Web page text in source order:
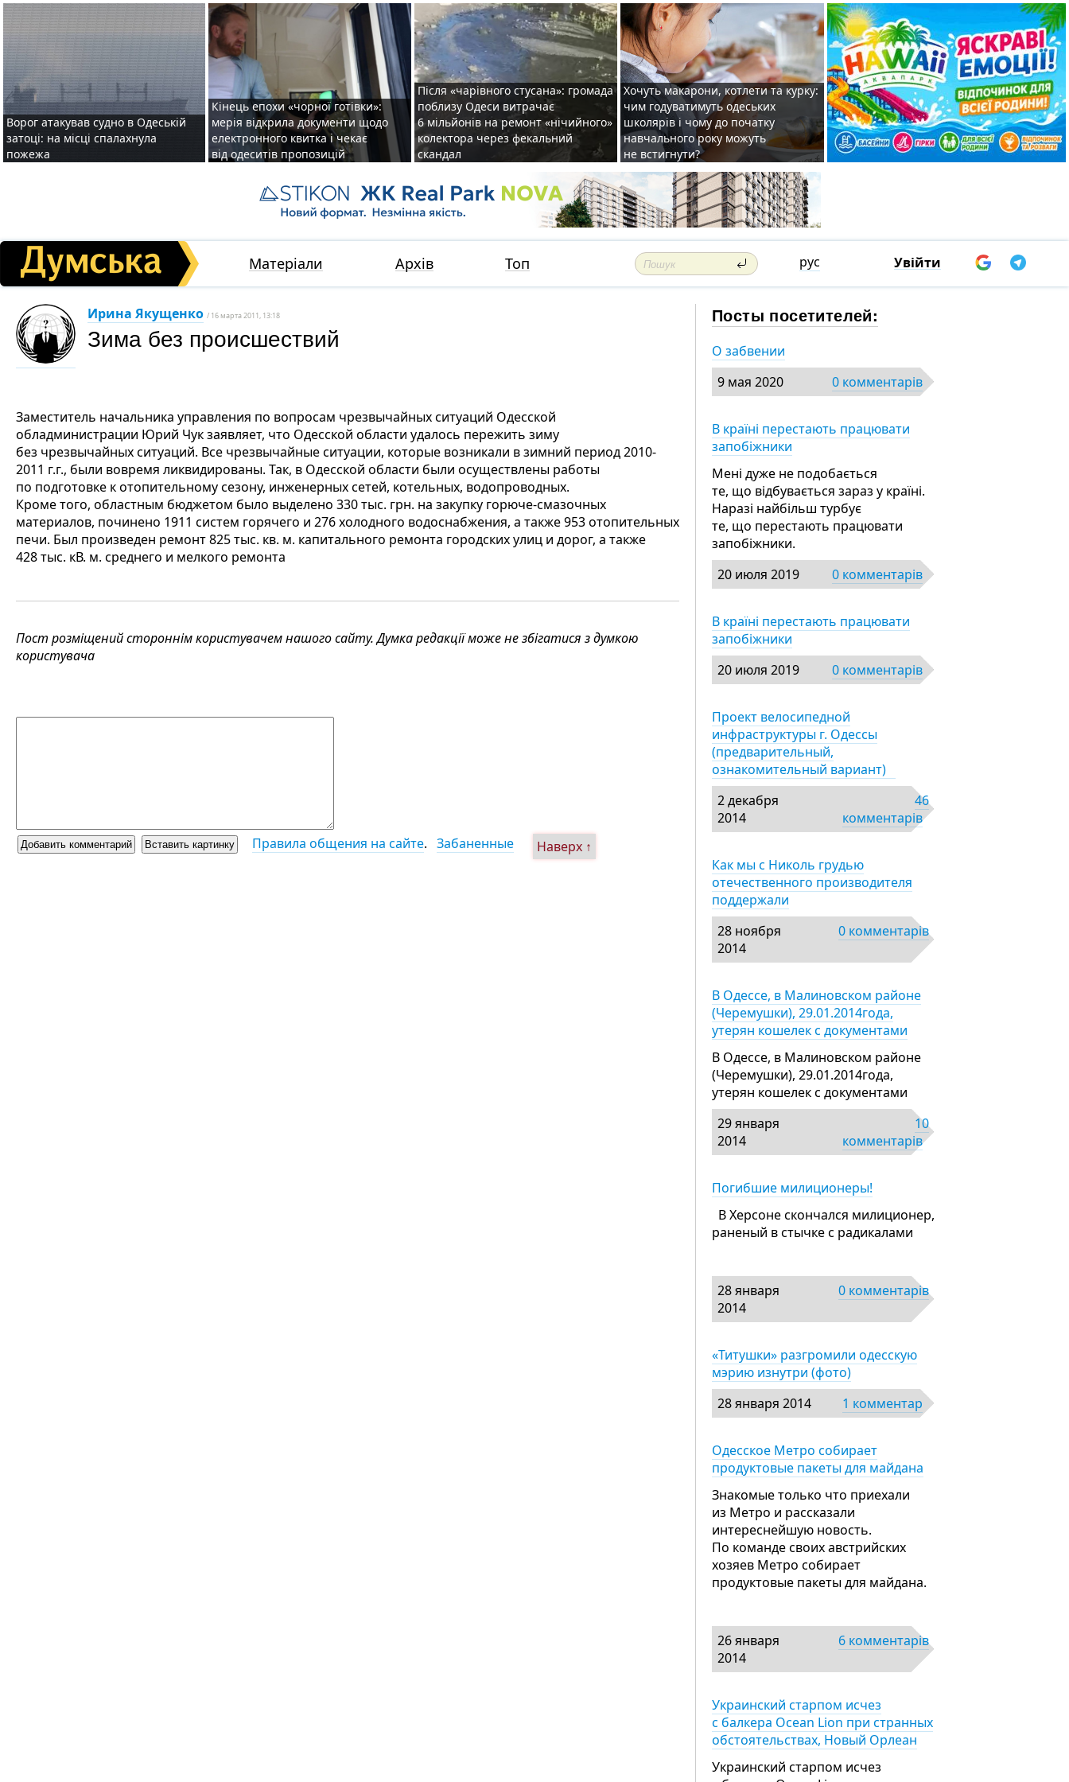
Ворог атакував судно в Одеській
затоці: на місці спалахнула
пожежа
Кінець епохи «чорної готівки»:
мерія відкрила документи щодо
електронного квитка і чекає
від одеситів пропозицій
Після «чарівного стусана»: громада
поблизу Одеси витрачає
6 мільйонів на ремонт «нічийного»
колектора через фекальний
скандал
Хочуть макарони, котлети та курку:
чим годуватимуть одеських
школярів і чому до початку
навчального року можуть
не встигнути?
Матеріали Архів Топ рус Увійти
Ирина Якущенко / 16 марта 2011, 13:18
Зима без происшествий
Заместитель начальника управления по вопросам чрезвычайных ситуаций Одесской
обладминистрации Юрий Чук заявляет, что Одесской области удалось пережить зиму
без чрезвычайных ситуаций. Все чрезвычайные ситуации, которые возникали в зимний период 2010-
2011 г.г., были вовремя ликвидированы. Так, в Одесской области были осуществлены работы
по подготовке к отопительному сезону, инженерных сетей, котельных, водопроводных.
Кроме того, областным бюджетом было выделено 330 тыс. грн. на закупку горюче-смазочных
материалов, починено 1911 систем горячего и 276 холодного водоснабжения, а также 953 отопительных
печи. Был произведен ремонт 825 тыс. кв. м. капитального ремонта городских улиц и дорог, а также
428 тыс. кВ. м. среднего и мелкого ремонта
Пост розміщений стороннім користувачем нашого сайту. Думка редакції може не збігатися з думкою
користувача
Правила общения на сайте. Забаненные Наверх ↑
Посты посетителей:
О забвении
9 мая 2020
0 комментарів
В країні перестають працювати
запобіжники
Мені дуже не подобається
те, що відбувається зараз у країні.
Наразі найбільш турбує
те, що перестають працювати
запобіжники.
20 июля 2019
0 комментарів
В країні перестають працювати
запобіжники
20 июля 2019
0 комментарів
Проект велосипедной
инфраструктуры г. Одессы
(предварительный,
ознакомительный вариант)
2 декабря
2014
46
комментарів
Как мы с Николь грудью
отечественного производителя
поддержали
28 ноября
2014
0 комментарів
В Одессе, в Малиновском районе
(Черемушки), 29.01.2014года,
утерян кошелек с документами
В Одессе, в Малиновском районе
(Черемушки), 29.01.2014года,
утерян кошелек с документами
29 января
2014
10
комментарів
Погибшие милиционеры!
В Херсоне скончался милиционер,
раненый в стычке с радикалами
28 января
2014
0 комментарів
«Титушки» разгромили одесскую
мэрию изнутри (фото)
28 января 2014
1 комментар
Одесское Метро собирает
продуктовые пакеты для майдана
Знакомые только что приехали
из Метро и рассказали
интереснейшую новость.
По команде своих австрийских
хозяев Метро собирает
продуктовые пакеты для майдана.
26 января
2014
6 комментарів
Украинский старпом исчез
с балкера Ocean Lion при странных
обстоятельствах, Новый Орлеан
Украинский старпом исчез